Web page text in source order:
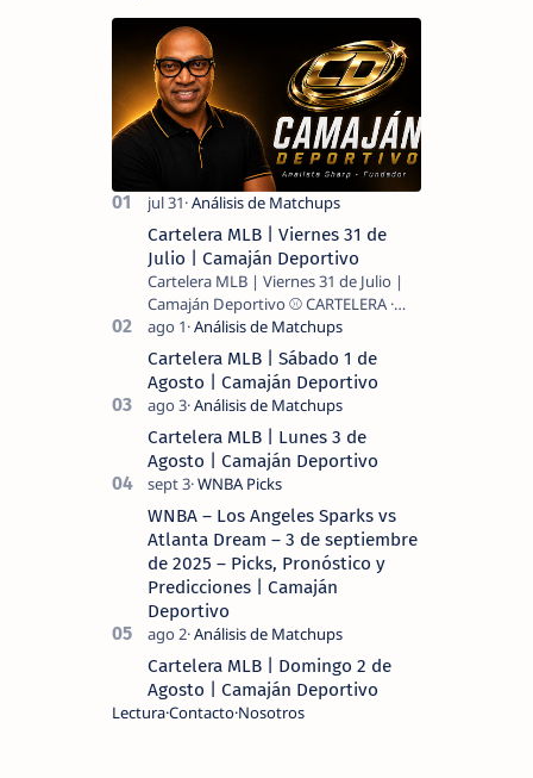
Cartelera MLB | Viernes 31 de
Julio | Camaján Deportivo
Cartelera MLB | Viernes 31 de Julio |
Camaján Deportivo ⚾ CARTELERA ·
MLB 2026 ⚾ MI LECTURA DEL DÍA …
Cartelera MLB | Sábado 1 de
Agosto | Camaján Deportivo
Cartelera MLB | Lunes 3 de
Agosto | Camaján Deportivo
WNBA – Los Angeles Sparks vs
Atlanta Dream – 3 de septiembre
de 2025 – Picks, Pronóstico y
Predicciones | Camaján
Deportivo
Cartelera MLB | Domingo 2 de
Agosto | Camaján Deportivo
LecturaContacto Nosotros